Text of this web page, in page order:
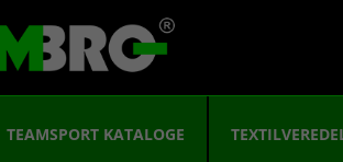
TEAMSPORT KATALOGE